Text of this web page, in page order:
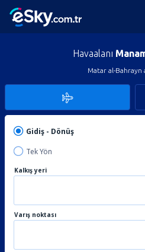
Havaalanı
Matar al-Bahrayn
Gidiş - Dönüş
Tek Yön
Kalkış yeri
Varış noktası